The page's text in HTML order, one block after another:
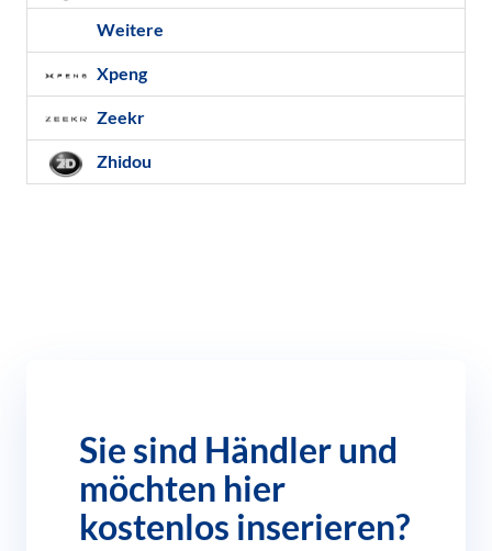
Weitere
Xpeng
Zeekr
Zhidou
Sie sind Händler und
möchten hier
kostenlos inserieren?